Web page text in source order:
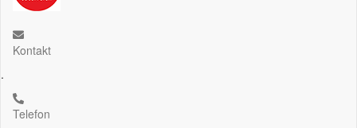
Kontakt
.
Telefon